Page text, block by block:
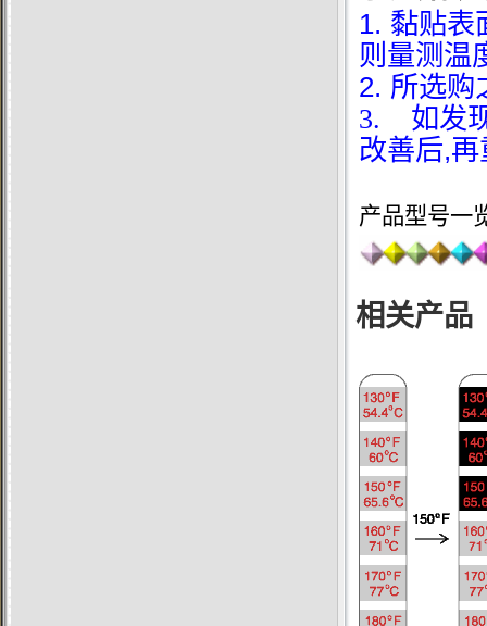
1. 黏贴表
则量测温
2. 所选购
3. 如发
改善后,再
产品型号一
相关产品